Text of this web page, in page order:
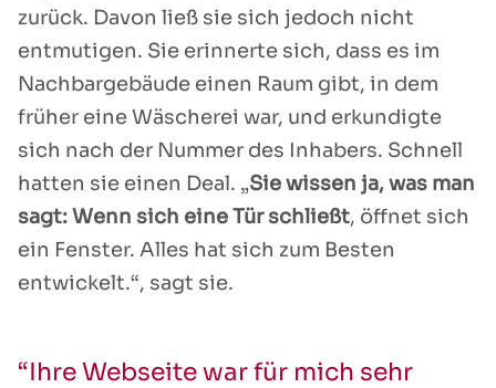
zurück. Davon ließ sie sich jedoch nicht
entmutigen. Sie erinnerte sich, dass es im
Nachbargebäude einen Raum gibt, in dem
früher eine Wäscherei war, und erkundigte
sich nach der Nummer des Inhabers. Schnell
hatten sie einen Deal. „Sie wissen ja, was man
sagt: Wenn sich eine Tür schließt, öffnet sich
ein Fenster. Alles hat sich zum Besten
entwickelt.“, sagt sie.
“Ihre Webseite war für mich sehr